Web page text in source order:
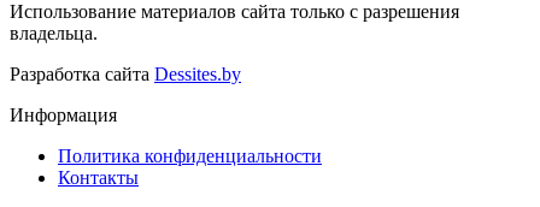
Использование материалов сайта только с разрешения
владельца.
Разработка сайта Dessites.by
Информация
Политика конфиденциальности
Контакты